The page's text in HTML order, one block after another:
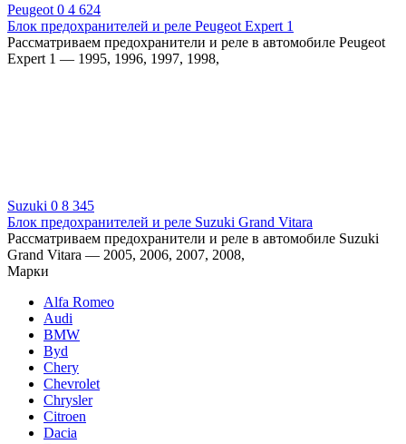
Peugeot 0 4 624
Блок предохранителей и реле Peugeot Expert 1
Рассматриваем предохранители и реле в автомобиле Peugeot
Expert 1 — 1995, 1996, 1997, 1998,
Suzuki 0 8 345
Блок предохранителей и реле Suzuki Grand Vitara
Рассматриваем предохранители и реле в автомобиле Suzuki
Grand Vitara — 2005, 2006, 2007, 2008,
Марки
Alfa Romeo
Audi
BMW
Byd
Chery
Chevrolet
Chrysler
Citroen
Dacia